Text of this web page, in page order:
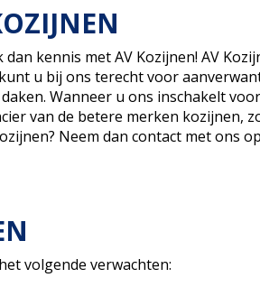
kennis met AV Kozijnen! AV
u bij ons terecht voor
Wanneer u ons inschakelt
van de betere merken kozijnen,
Neem dan contact met ons
volgende verwachten: